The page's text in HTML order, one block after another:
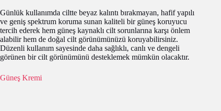
Günlük kullanımda ciltte beyaz kalıntı bırakmayan, hafif yapılı
ve geniş spektrum koruma sunan kaliteli bir güneş koruyucu
tercih ederek hem güneş kaynaklı cilt sorunlarına karşı önlem
alabilir hem de doğal cilt görünümünüzü koruyabilirsiniz.
Düzenli kullanım sayesinde daha sağlıklı, canlı ve dengeli
görünen bir cilt görünümünü desteklemek mümkün olacaktır.
Güneş Kremi